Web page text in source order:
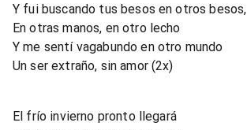
Y fui buscando tus besos en otros besos,
En otras manos, en otro lecho
Y me sentí vagabundo en otro mundo
Un ser extraño, sin amor (2x)
El frío invierno pronto llegará